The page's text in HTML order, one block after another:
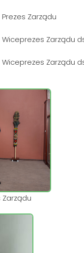
Prezes Zarządu
Wiceprezes Zarządu
Wiceprezes Zarządu
Zarządu